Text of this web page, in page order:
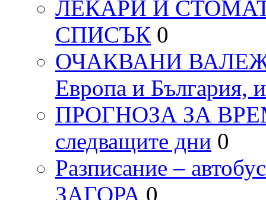
ЛЕКАРИ И
СПИСЪК 0
ОЧАКВАНИ ВАЛЕЖИ
Европа и България,
ПРОГНОЗА ЗА
следващите дни 0
Разписание –
ЗАГОРА 0